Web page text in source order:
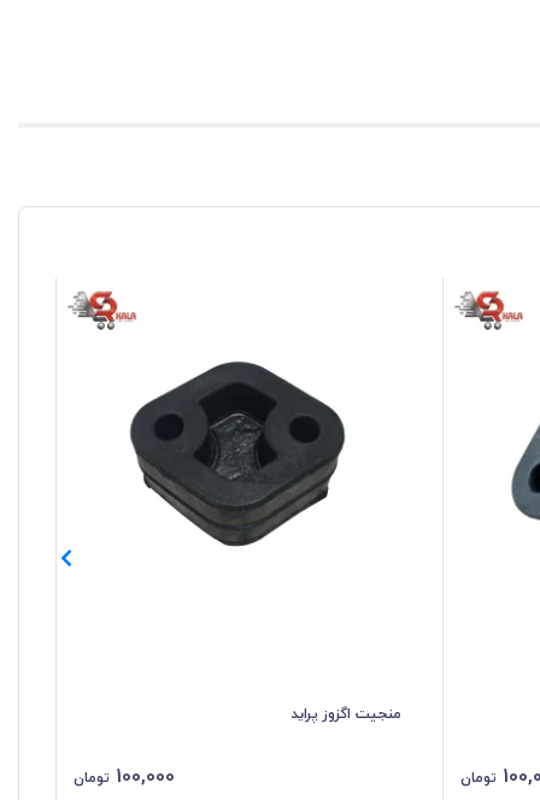
تومان
منجیت اگزوز پراید
100,000 تومان